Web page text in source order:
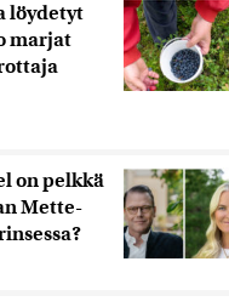
löydetyt
marjat
on pelkkä
Mette-